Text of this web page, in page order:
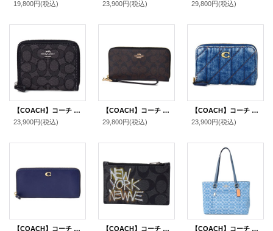
19,800円(税込) 23,900円(税込) 29,800円(税込)
【COACH】コーチ ジャガード レザー シグネチャー ロゴ スモール ジップ アラウンド ウォレット 二つ折り 財布 ブラックスモークブラックマルチ〔日本未発売〕
23,900円(税込)
【COACH】コーチ コーティングキャンバス スムースレザー シグネチャー リストレット ロング ジップ アラウンド 長財布 ブラウン×ブラック（日本未発売）
29,800円(税込)
【COACH】コーチ カードケース デニム レザー キルティング ロゴ スモール ジップ アラウンド スクエア スリム コインケース ディープブルー（日本未発売）
23,900円(税込)
【COACH】コーチ 長財布 レザー エッセンシャル ロゴ スリム アコーディオン ジップ アラウンド 長財布 ダークネイビー（日本未発売）
【COACH】コーチ コインケース シグネチャー ジャン ミシェル バスキア コラボ ジップ カードケース 小銭入れ ブラックマルチ〔日本未発売〕
【COACH】コーチ バッグ トート デニム レザー シグネチャー ステーション ジップ トートバッグ インディゴ〔日本未発売〕